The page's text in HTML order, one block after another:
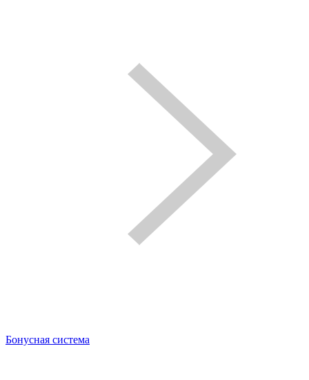
Бонусная система